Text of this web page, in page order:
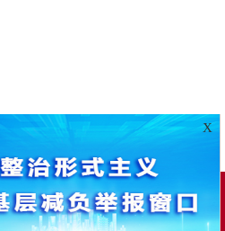
公室主办 临夏回族自治州人民政
中心承办
X